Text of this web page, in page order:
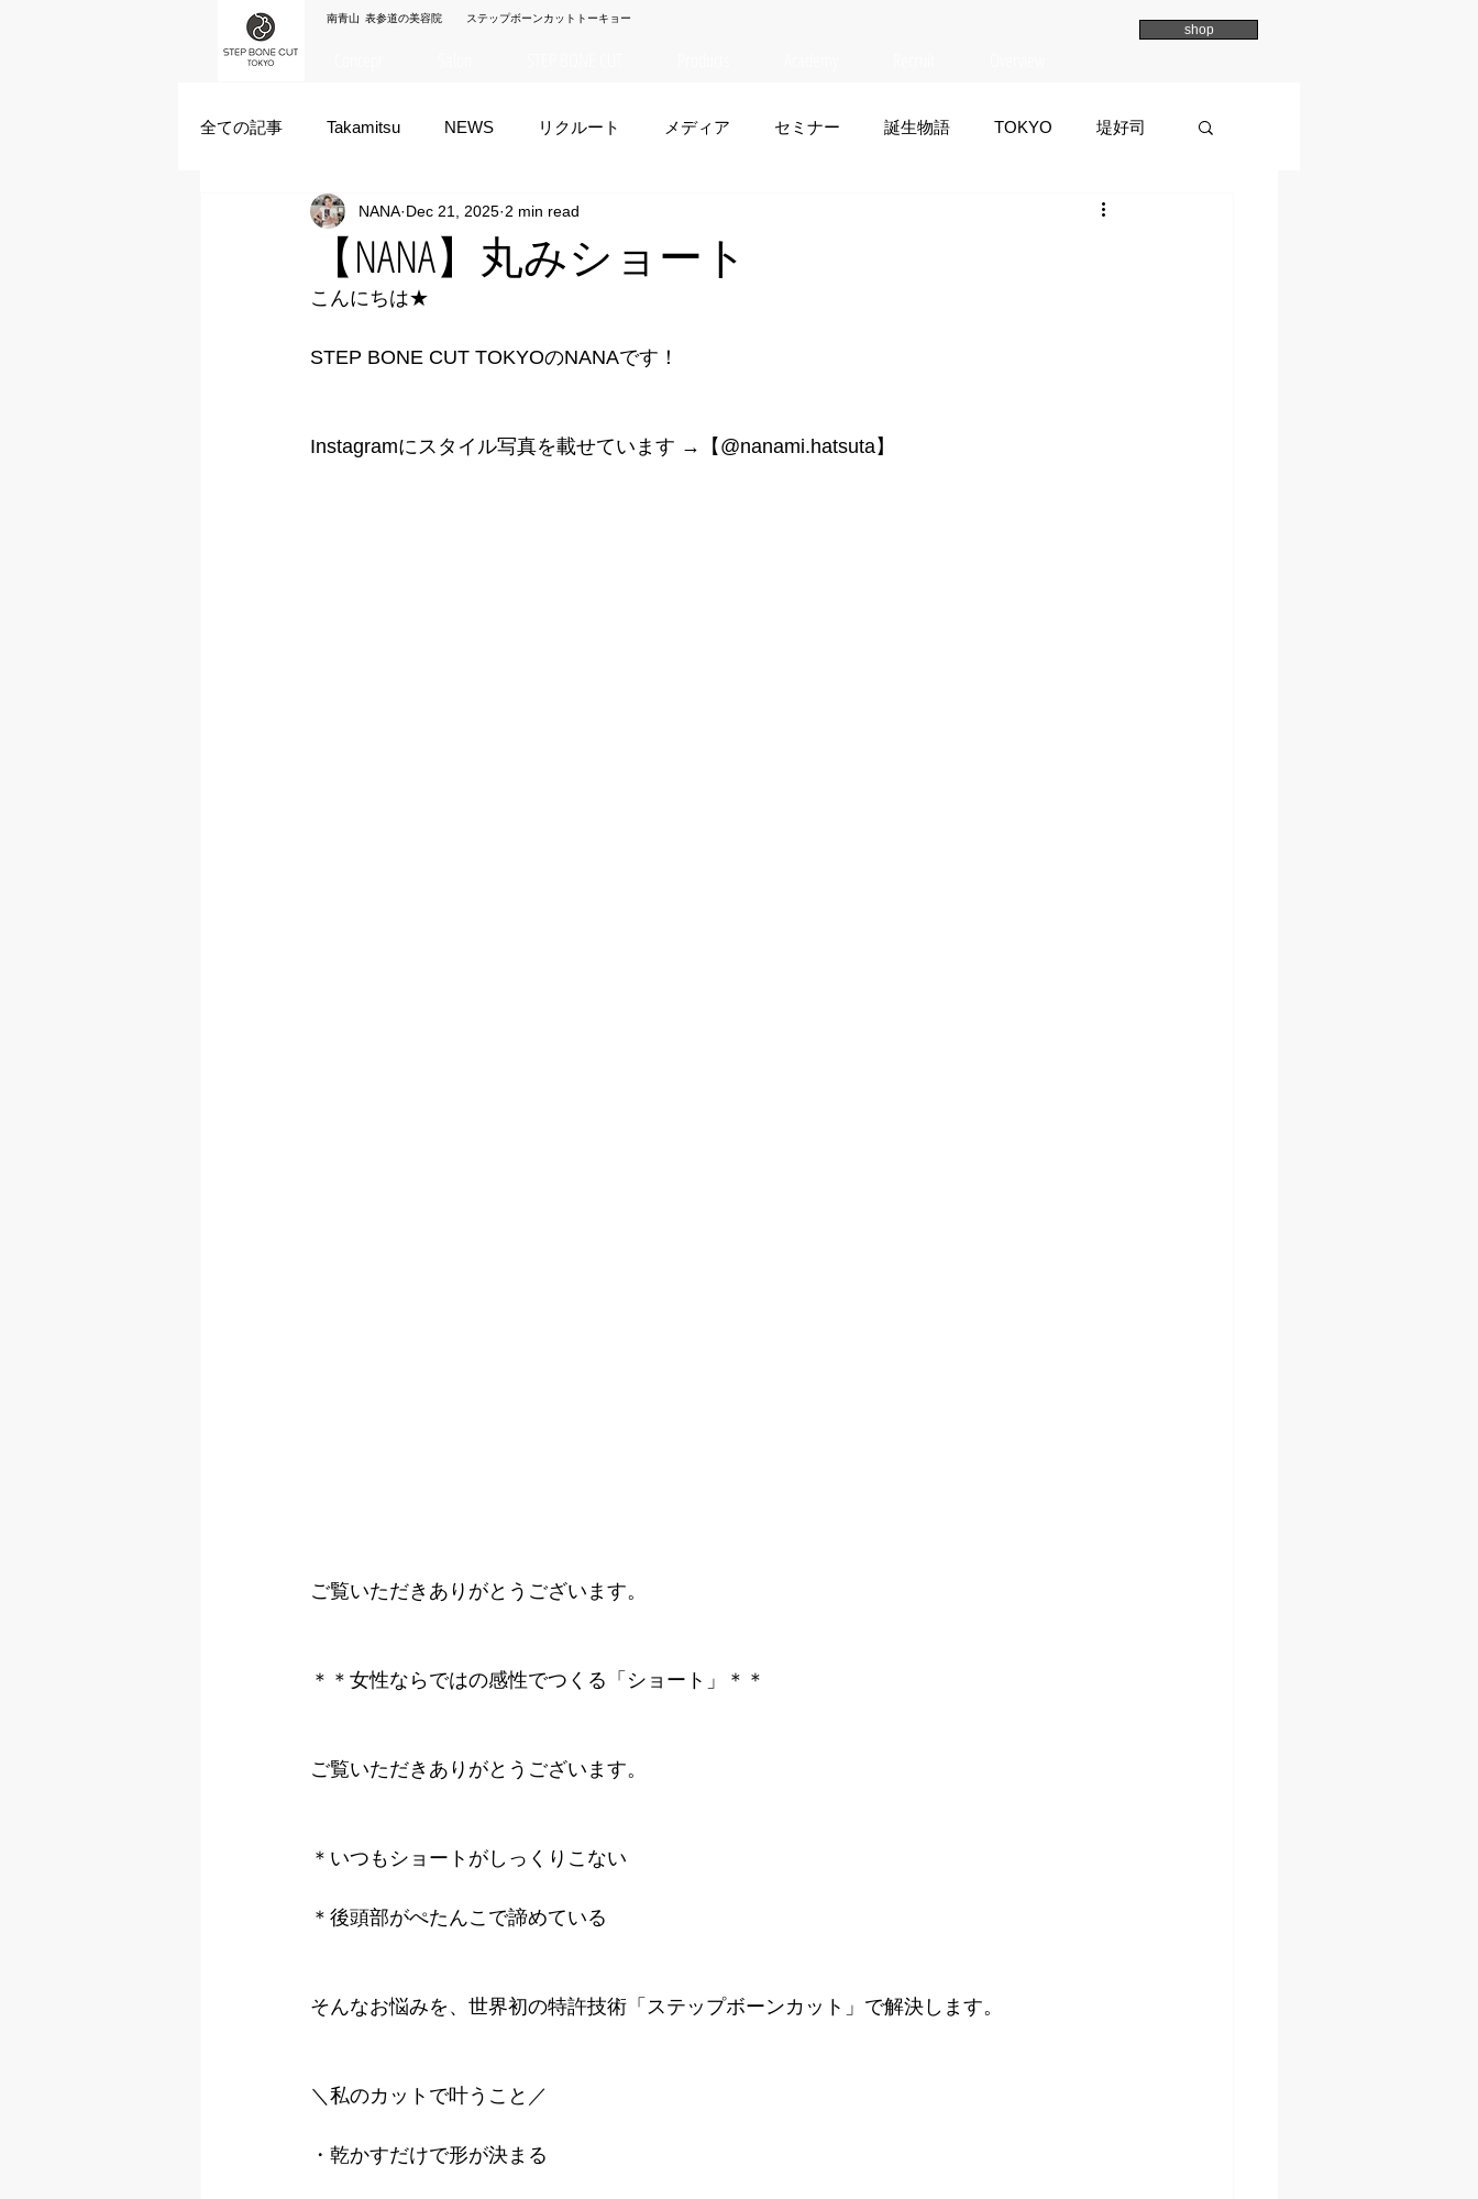
南青山 表参道の美容院 ステップボーンカットトーキョー
shop
全ての記事 Takamitsu NEWS リクルート メディア セミナー 誕生物語 TOKYO 堤好司
Akane Kanda HAYATO 夏菜 TAISEI イマイマユ
ズシヒロヤ 竹原拓摩
【NANA】丸みショート
NANA Dec 21, 2025 2 min read
こんにちは★
STEP BONE CUT TOKYOのNANAです！
Instagramにスタイル写真を載せています →【@nanami.hatsuta】
ご覧いただきありがとうございます。
＊＊女性ならではの感性でつくる「ショート」＊＊
ご覧いただきありがとうございます。
＊いつもショートがしっくりこない
＊後頭部がぺたんこで諦めている
そんなお悩みを、世界初の特許技術「ステップボーンカット」で解決します。
＼私のカットで叶うこと／
・乾かすだけで形が決まる